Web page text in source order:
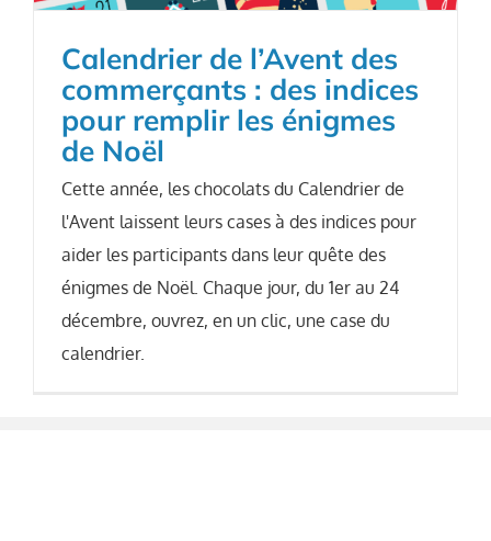
Calendrier de l’Avent des
commerçants : des indices
pour remplir les énigmes
de Noël
Cette année, les chocolats du Calendrier de
l'Avent laissent leurs cases à des indices pour
aider les participants dans leur quête des
énigmes de Noël. Chaque jour, du 1er au 24
décembre, ouvrez, en un clic, une case du
calendrier.